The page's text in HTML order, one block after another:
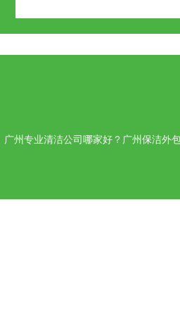
广州专业清洁公司哪家好？广州保洁外